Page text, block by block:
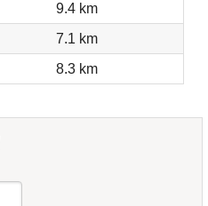
9.4 km
7.1 km
8.3 km